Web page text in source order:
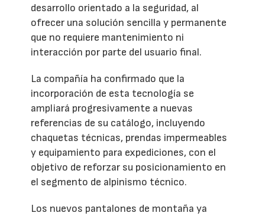
desarrollo orientado a la seguridad, al
ofrecer una solución sencilla y permanente
que no requiere mantenimiento ni
interacción por parte del usuario final.
La compañía ha confirmado que la
incorporación de esta tecnología se
ampliará progresivamente a nuevas
referencias de su catálogo, incluyendo
chaquetas técnicas, prendas impermeables
y equipamiento para expediciones, con el
objetivo de reforzar su posicionamiento en
el segmento de alpinismo técnico.
Los nuevos pantalones de montaña ya